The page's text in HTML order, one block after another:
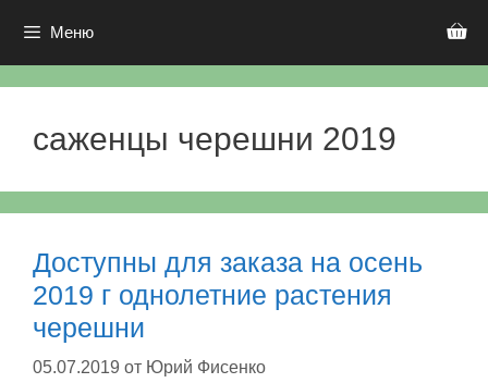
Меню
саженцы черешни 2019
Доступны для заказа на осень
2019 г однолетние растения
черешни
05.07.2019 от Юрий Фисенко